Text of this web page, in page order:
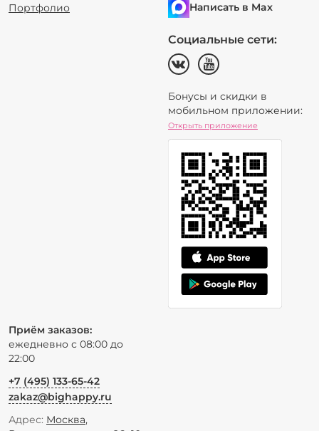
Портфолио
Написать в Max
Социальные сети:
Бонусы и скидки в
мобильном приложении:
Открыть приложение
Приём заказов:
ежедневно с 08:00 до
22:00
+7 (495) 133-65-42
zakaz@bighappy.ru
Адрес: Москва,